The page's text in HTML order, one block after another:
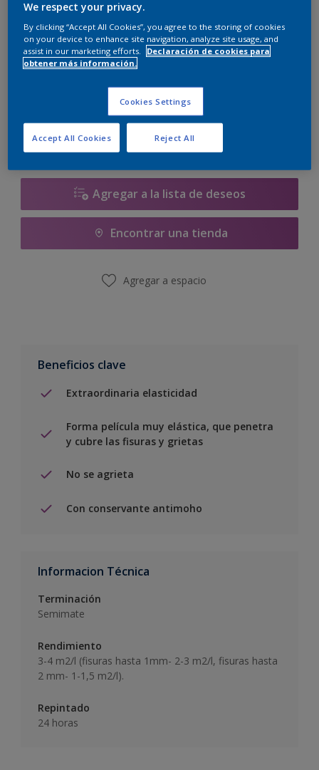
Tamaño
Calculadora de pintura
Calcular
Agregar a la lista de deseos
Encontrar una tienda
Agregar a espacio
Beneficios clave
Extraordinaria elasticidad
Forma película muy elástica, que penetra
y cubre las fisuras y grietas
No se agrieta
Con conservante antimoho
Informacion Técnica
Terminación
Semimate
Rendimiento
3-4 m2/l (fisuras hasta 1mm- 2-3 m2/l, fisuras hasta
2 mm- 1-1,5 m2/l).
Repintado
24 horas
We respect your privacy.
By clicking “Accept All Cookies”, you agree to the storing of cookies
on your device to enhance site navigation, analyze site usage, and
assist in our marketing efforts.
Declaración de cookies para
obtener más información.
Cookies Settings
Reject All
Accept All Cookies